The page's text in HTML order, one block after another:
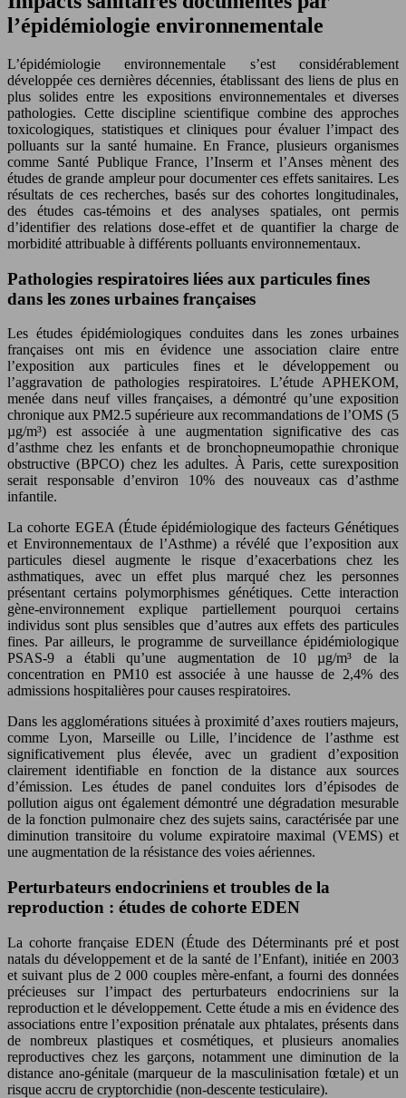
l’épidémiologie environnementale
L’épidémiologie environnementale s’est considérablement
développée ces dernières décennies, établissant des liens de plus en
plus solides entre les expositions environnementales et diverses
pathologies. Cette discipline scientifique combine des approches
toxicologiques, statistiques et cliniques pour évaluer l’impact des
polluants sur la santé humaine. En France, plusieurs organismes
comme Santé Publique France, l’Inserm et l’Anses mènent des
études de grande ampleur pour documenter ces effets sanitaires. Les
résultats de ces recherches, basés sur des cohortes longitudinales,
des études cas-témoins et des analyses spatiales, ont permis
d’identifier des relations dose-effet et de quantifier la charge de
morbidité attribuable à différents polluants environnementaux.
Pathologies respiratoires liées aux particules fines
dans les zones urbaines françaises
Les études épidémiologiques conduites dans les zones urbaines
françaises ont mis en évidence une association claire entre
l’exposition aux particules fines et le développement ou
l’aggravation de pathologies respiratoires. L’étude APHEKOM,
menée dans neuf villes françaises, a démontré qu’une exposition
chronique aux PM2.5 supérieure aux recommandations de l’OMS (5
µg/m³) est associée à une augmentation significative des cas
d’asthme chez les enfants et de bronchopneumopathie chronique
obstructive (BPCO) chez les adultes. À Paris, cette surexposition
serait responsable d’environ 10% des nouveaux cas d’asthme
infantile.
La cohorte EGEA (Étude épidémiologique des facteurs Génétiques
et Environnementaux de l’Asthme) a révélé que l’exposition aux
particules diesel augmente le risque d’exacerbations chez les
asthmatiques, avec un effet plus marqué chez les personnes
présentant certains polymorphismes génétiques. Cette interaction
gène-environnement explique partiellement pourquoi certains
individus sont plus sensibles que d’autres aux effets des particules
fines. Par ailleurs, le programme de surveillance épidémiologique
PSAS-9 a établi qu’une augmentation de 10 µg/m³ de la
concentration en PM10 est associée à une hausse de 2,4% des
admissions hospitalières pour causes respiratoires.
Dans les agglomérations situées à proximité d’axes routiers majeurs,
comme Lyon, Marseille ou Lille, l’incidence de l’asthme est
significativement plus élevée, avec un gradient d’exposition
clairement identifiable en fonction de la distance aux sources
d’émission. Les études de panel conduites lors d’épisodes de
pollution aigus ont également démontré une dégradation mesurable
de la fonction pulmonaire chez des sujets sains, caractérisée par une
diminution transitoire du volume expiratoire maximal (VEMS) et
une augmentation de la résistance des voies aériennes.
Perturbateurs endocriniens et troubles de la
reproduction : études de cohorte EDEN
La cohorte française EDEN (Étude des Déterminants pré et post
natals du développement et de la santé de l’Enfant), initiée en 2003
et suivant plus de 2 000 couples mère-enfant, a fourni des données
précieuses sur l’impact des perturbateurs endocriniens sur la
reproduction et le développement. Cette étude a mis en évidence des
associations entre l’exposition prénatale aux phtalates, présents dans
de nombreux plastiques et cosmétiques, et plusieurs anomalies
reproductives chez les garçons, notamment une diminution de la
distance ano-génitale (marqueur de la masculinisation fœtale) et un
risque accru de cryptorchidie (non-descente testiculaire).